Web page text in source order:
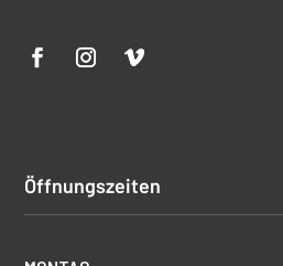
Öffnungszeiten